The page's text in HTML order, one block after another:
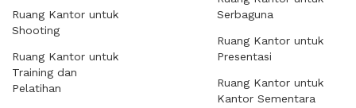
Ruang Kantor untuk
Shooting
Ruang Kantor untuk
Training dan
Pelatihan
Serbaguna
Ruang Kantor untuk
Presentasi
Ruang Kantor untuk
Kantor Sementara